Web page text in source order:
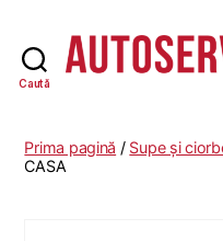
Caută
Prima pagină / Supe și
CASA